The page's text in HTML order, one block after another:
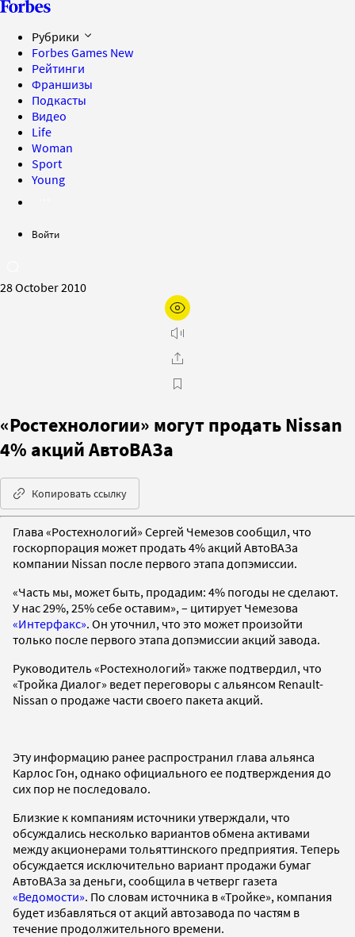
Рубрики
Forbes Games New
Рейтинги
Франшизы
Подкасты
Видео
Life
Woman
Sport
Young
Войти
28 October 2010
«Ростехнологии» могут продать Nissan
4% акций АвтоВАЗа
Копировать ссылку
Глава «Ростехнологий» Сергей Чемезов сообщил, что
госкорпорация может продать 4% акций АвтоВАЗа
компании Nissan после первого этапа допэмиссии.
«Часть мы, может быть, продадим: 4% погоды не сделают.
У нас 29%, 25% себе оставим», – цитирует Чемезова
«Интерфакс». Он уточнил, что это может произойти
только после первого этапа допэмиссии акций завода.
Руководитель «Ростехнологий» также подтвердил, что
«Тройка Диалог» ведет переговоры с альянсом Renault-
Nissan о продаже части своего пакета акций.
Эту информацию ранее распространил глава альянса
Карлос Гон, однако официального ее подтверждения до
сих пор не последовало.
Близкие к компаниям источники утверждали, что
обсуждались несколько вариантов обмена активами
между акционерами тольяттинского предприятия. Теперь
обсуждается исключительно вариант продажи бумаг
АвтоВАЗа за деньги, сообщила в четверг газета
«Ведомости». По словам источника в «Тройке», компания
будет избавляться от акций автозавода по частям в
течение продолжительного времени.